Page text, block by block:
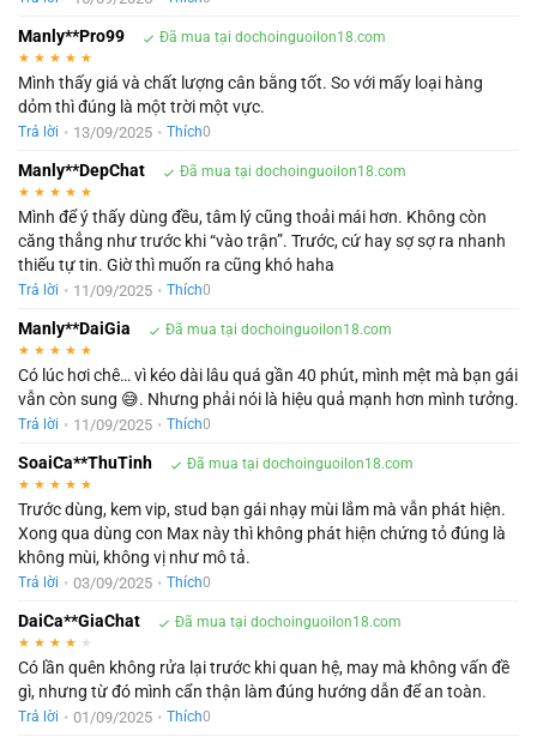
Manly**Pro99 Đã mua tại dochoinguoilon18.com
★ ★ ★ ★ ★
Mình thấy giá và chất lượng cân bằng tốt. So với mấy loại hàng
dỏm thì đúng là một trời một vực.
Trả lời • 13/09/2025 • Thích0
Manly**DepChat Đã mua tại dochoinguoilon18.com
★ ★ ★ ★ ★
Mình để ý thấy dùng đều, tâm lý cũng thoải mái hơn. Không còn
căng thẳng như trước khi “vào trận”. Trước, cứ hay sợ sợ ra nhanh
thiếu tự tin. Giờ thì muốn ra cũng khó haha
Trả lời • 11/09/2025 • Thích0
Manly**DaiGia Đã mua tại dochoinguoilon18.com
★ ★ ★ ★ ★
Có lúc hơi chê… vì kéo dài lâu quá gần 40 phút, mình mệt mà bạn gái
vẫn còn sung 😅. Nhưng phải nói là hiệu quả mạnh hơn mình tưởng.
Trả lời • 11/09/2025 • Thích0
SoaiCa**ThuTinh Đã mua tại dochoinguoilon18.com
★ ★ ★ ★ ★
Trước dùng, kem vip, stud bạn gái nhạy mùi lắm mà vẫn phát hiện.
Xong qua dùng con Max này thì không phát hiện chứng tỏ đúng là
không mùi, không vị như mô tả.
Trả lời • 03/09/2025 • Thích0
DaiCa**GiaChat Đã mua tại dochoinguoilon18.com
★ ★ ★ ★ ★
Có lần quên không rửa lại trước khi quan hệ, may mà không vấn đề
gì, nhưng từ đó mình cẩn thận làm đúng hướng dẫn để an toàn.
Trả lời • 01/09/2025 • Thích0